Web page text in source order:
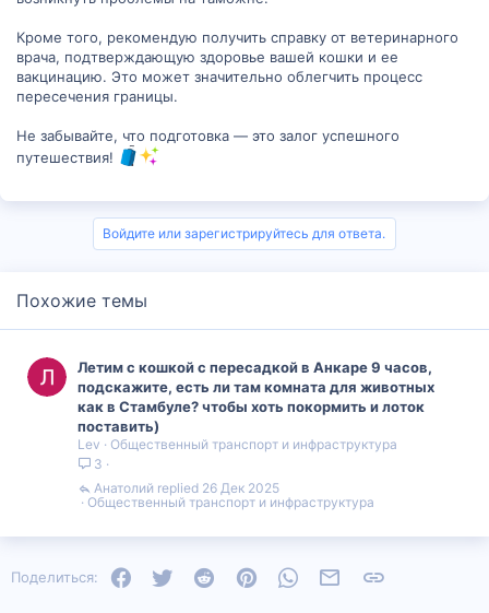
Кроме того, рекомендую получить справку от ветеринарного
врача, подтверждающую здоровье вашей кошки и ее
вакцинацию. Это может значительно облегчить процесс
пересечения границы.
Не забывайте, что подготовка — это залог успешного
путешествия!
Войдите или зарегистрируйтесь для ответа.
Похожие темы
Летим с кошкой с пересадкой в Анкаре 9 часов,
подскажите, есть ли там комната для животных
как в Стамбуле? чтобы хоть покормить и лоток
поставить)
Lev
Общественный транспорт и инфраструктура
3
Общественный транспорт и инфраструктура
26 Дек 2025
Анатолий
Поделиться: FacebookTwitter Reddit PinterestWhatsAppЭлектронная почта